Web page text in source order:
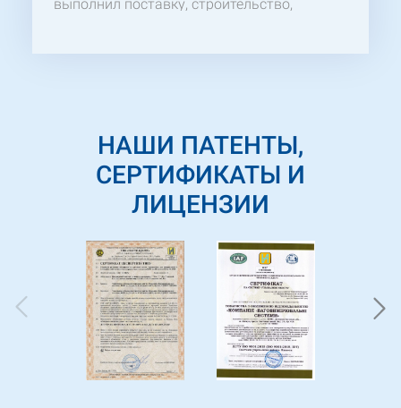
выполнил поставку, строительство,
отметить компетентность и
продолжение успешного и
взаимовыгодного сотрудничества в
будущих проектах.
НАШИ ПАТЕНТЫ,
СЕРТИФИКАТЫ И
ЛИЦЕНЗИИ